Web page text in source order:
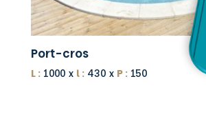
Port-cros
L :1000 x l :430 x P :150